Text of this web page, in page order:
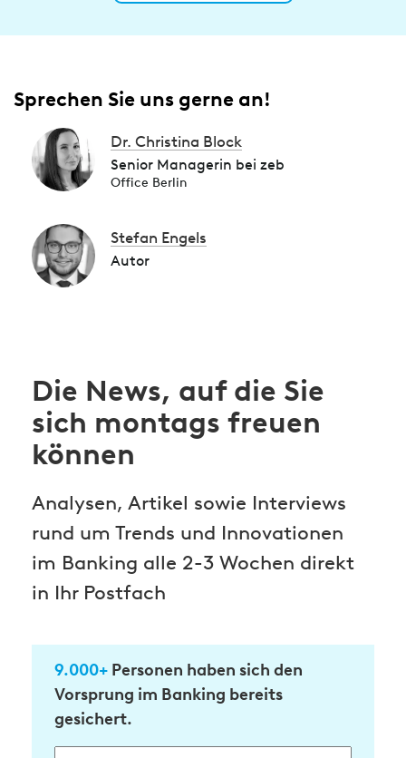
Sprechen Sie uns gerne an!
Dr. Christina Block
Senior Managerin bei zeb
Office Berlin
Stefan Engels
Autor
Die News, auf die Sie
sich montags freuen
können
Analysen, Artikel sowie Interviews
rund um Trends und Innovationen
im Banking alle 2-3 Wochen direkt
in Ihr Postfach
9.000+ Personen haben sich den
Vorsprung im Banking bereits
gesichert.